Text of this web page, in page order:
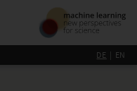
DE EN